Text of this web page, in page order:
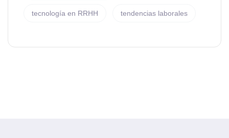
tecnología en RRHH tendencias laborales